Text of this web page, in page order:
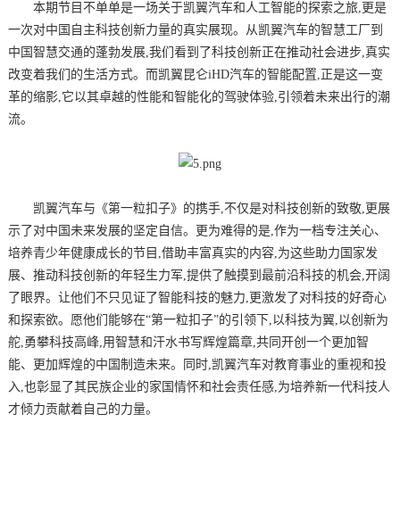
本期节目不单单是一场关于凯翼汽车和人工智能的探索之旅,更是
一次对中国自主科技创新力量的真实展现。从凯翼汽车的智慧工厂到
中国智慧交通的蓬勃发展,我们看到了科技创新正在推动社会进步,真实
改变着我们的生活方式。而凯翼昆仑iHD汽车的智能配置,正是这一变
革的缩影,它以其卓越的性能和智能化的驾驶体验,引领着未来出行的潮
流。
凯翼汽车与《第一粒扣子》的携手,不仅是对科技创新的致敬,更展
示了对中国未来发展的坚定自信。更为难得的是,作为一档专注关心、
培养青少年健康成长的节目,借助丰富真实的内容,为这些助力国家发
展、推动科技创新的年轻生力军,提供了触摸到最前沿科技的机会,开阔
了眼界。让他们不只见证了智能科技的魅力,更激发了对科技的好奇心
和探索欲。愿他们能够在“第一粒扣子”的引领下,以科技为翼,以创新为
舵,勇攀科技高峰,用智慧和汗水书写辉煌篇章,共同开创一个更加智
能、更加辉煌的中国制造未来。同时,凯翼汽车对教育事业的重视和投
入,也彰显了其民族企业的家国情怀和社会责任感,为培养新一代科技人
才倾力贡献着自己的力量。